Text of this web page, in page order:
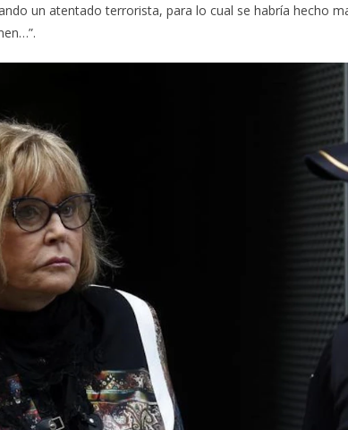
un atentado terrorista, para lo cual se habría hecho